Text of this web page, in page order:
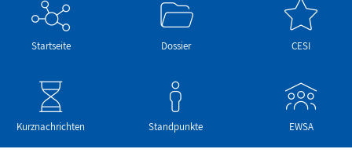
Startseite Dossier CESI
Kurznachrichten Standpunkte EWSA